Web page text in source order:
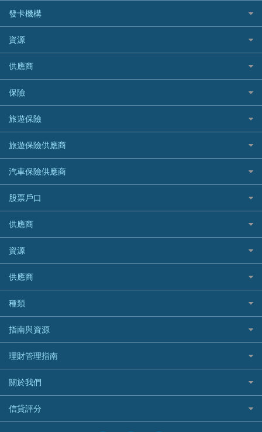
財務公司貸款
免入息貸款
免TU貸款
急借錢
緊急貸款比較
最佳小額貸款比較
易批必批貸款
24小時貸款
最佳循環貸款
CCB(Asia) 中國建設銀行 (亞洲)
Citibank 花旗銀行
CNCBI 信銀國際
CreFIT 維信
DBS 星展銀行
DSB 大新銀行
HSBC 滙豐銀行貸款
K Cash 貸款
Mox 銀行
National Resources 中潤物業按揭
OCBC 華僑銀行
PrimeCredit 安信信貸
Promise 邦民日本財務
Rabbit Credit月兔信貸
Standard Chartered 渣打銀行
UA 亞洲聯合財務
WeLab Bank
WeLend 貸款
個人貸款有用資訊
清卡數貸款教學
循環貸款教學
個人化貸款產品推介 🔥全新
債務重組一覽
供樓利息扣稅
最佳貸款app
網購優惠
精選外幣網購信用卡
尊尚信用卡
公司信用卡
電子錢包信用卡
日本遊信用卡攻略
韓國遊信用卡攻略
台灣遊信用卡攻略
機場貴賓室信用卡
銀聯信用卡
高獎賞信用卡推薦
酒店信用卡
發卡機構
Citibank花旗銀行
AE美國運通
DBS星展銀行
HSBC滙豐銀行
Mox
信銀國際
大新銀行
恒生銀行
Standard Chartered渣打銀行
東亞銀行
SIM
Airwallex信用卡
資源
Black Friday優惠
淘寶付款方式
一田購物優惠日
SOGO感謝祭
HKTVmall優惠碼
交稅優惠
酒店優惠碼
機票優惠碼
供應商
八達通自動增值信用卡
保險
旅遊保險
汽車保險
家居保險
家傭保險
寵物保險
定期人壽保險
危疾保險
年金資訊
樓宇火險
旅遊保險
日本旅遊保險及資訊
泰國旅遊保險及資訊
台灣旅遊保險及資訊
韓國旅遊保險及資訊
歐洲旅遊保險及資訊
越南旅遊保險及資訊
澳洲旅遊保險及資訊
長者嘆世界
家庭親子遊
自駕遊比較
相機有得保
專為孕婦設計的最佳旅遊保險
最佳滑雪旅遊保險
最適合BB的旅遊保險
旅遊保險供應商
AXA 安盛
AIG 美亞
Allianz 安聯
Allied World 世聯
Avo
中國銀行
Bolttech 保特
Blue Cross 藍十字
中國平安
HSBC滙豐銀行
MSIG 三井住友
Prudential 保誠
QBE 昆士蘭
Starr
汽車保險供應商
大新汽車保險
中銀汽車保險
Allianz安聯汽車保險
bolttech保障汽車保險
Zurich蘇黎世汽車保險
QBE昆士蘭汽車保險
平安汽車保險
股票戶口
富途證券
IB盈透證券
老虎證券
uSMART 盈立證券
華盛証券
長橋證券
WeBull微牛證券
漲樂全球通｜華泰國際
OSL
供應商
富途牛牛好唔好？
Webull微牛證券好唔好？
Longbridge長橋證券好唔好？
老虎證券好唔好？
華盛証券好唔好？
漲樂全球通好唔好？
IB盈透證券好唔好？
盈立證券 uSMART 好唔好？
Stashaway好唔好？
資源
股票戶口開戶
證券行邊間好？
港股5隻高息ETF精選
什麼是ETF？
香港30大高息股排行
黃金ETF懶人包
最值得注意的比特幣ETF
選股策略：五步調查攻略
供應商
銀行戶口比較
尊尚銀行戶口
Citi Plus
中信銀行inMotion
Airwallex銀行
種類
定期存款
港元定存
人民幣定存
美元定存
英鎊定存
澳元定存
指南與資源
理財資訊
識慳識賺
債務管理
投資理財
置業安居
理財管理指南
常用相關詞彙
MoneyHero電子報
所有合作銀行或機構
關於我們
服務承諾
網上支援
信貸評分